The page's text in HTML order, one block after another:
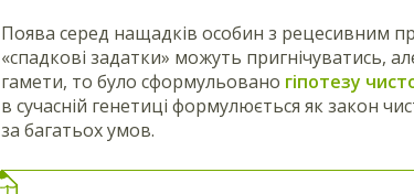
Поява серед нащадків особин з рецесивним
«спадкові задатки» можуть пригнічуватись,
гамети, то було сформульовано гіпотезу
в сучасній генетиці формулюється як закон
за багатьох умов.